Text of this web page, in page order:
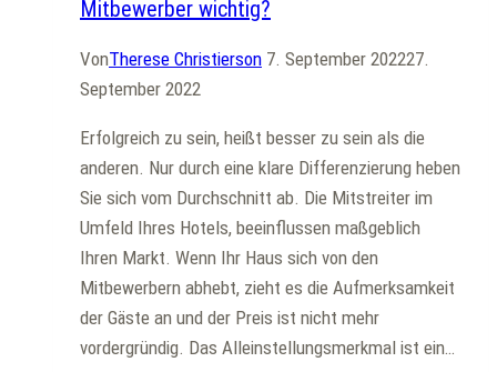
Mitbewerber wichtig?
VonTherese Christierson 7. September 202227.
September 2022
Erfolgreich zu sein, heißt besser zu sein als die
anderen. Nur durch eine klare Differenzierung heben
Sie sich vom Durchschnitt ab. Die Mitstreiter im
Umfeld Ihres Hotels, beeinflussen maßgeblich
Ihren Markt. Wenn Ihr Haus sich von den
Mitbewerbern abhebt, zieht es die Aufmerksamkeit
der Gäste an und der Preis ist nicht mehr
vordergründig. Das Alleinstellungsmerkmal ist ein…